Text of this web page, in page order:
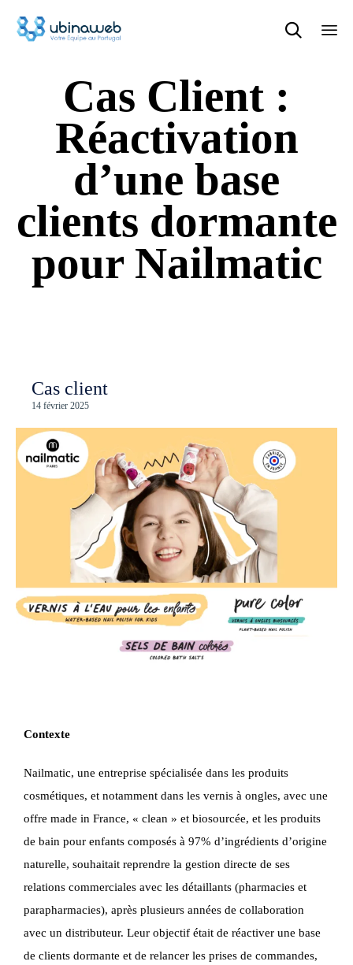

Cas Client :
Réactivation
d’une base
clients dormante
pour Nailmatic
Cas client
14 février 2025
Contexte
Nailmatic, une entreprise spécialisée dans les produits
cosmétiques, et notamment dans les vernis à ongles, avec une
offre made in France, « clean » et biosourcée, et les produits
de bain pour enfants composés à 97% d’ingrédients d’origine
naturelle, souhaitait reprendre la gestion directe de ses
relations commerciales avec les détaillants (pharmacies et
parapharmacies), après plusieurs années de collaboration
avec un distributeur. Leur objectif était de réactiver une base
de clients dormante et de relancer les prises de commandes,